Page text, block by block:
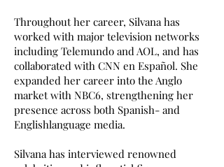
Throughout her career, Silvana has
worked with major television networks
including Telemundo and AOL, and has
collaborated with CNN en Español. She
expanded her career into the Anglo
market with NBC6, strengthening her
presence across both Spanish- and
Englishlanguage media.
Silvana has interviewed renowned